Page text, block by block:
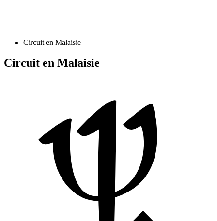
Circuit en Malaisie
Circuit en Malaisie